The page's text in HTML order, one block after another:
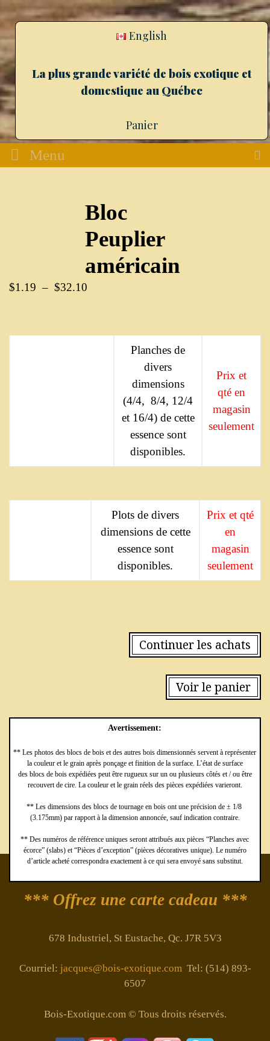
English
La plus grande variété de bois exotique et
domestique au Québec
Panier
Menu
Bloc
Peuplier
américain
$1.19 – $32.10
Planches de
divers
dimensions
(4/4, 8/4, 12/4
et 16/4) de cette
essence sont
disponibles.
Prix et
qté en
magasin
seulement
Plots de divers
dimensions de cette
essence sont
disponibles.
Prix et qté
en
magasin
seulement
Continuer les achats
Voir le panier
Avertissement:
** Les photos des blocs de bois et des autres bois dimensionnés servent à représenter
la couleur et le grain après ponçage et finition de la surface. L’état de surface
des blocs de bois expédiées peut être rugueux sur un ou plusieurs côtés et / ou être
recouvert de cire. La couleur et le grain réels des pièces expédiées varieront.
** Les dimensions des blocs de tournage en bois ont une précision de ± 1/8
(3.175mm) par rapport à la dimension annoncée, sauf indication contraire.
** Des numéros de référence uniques seront attribués aux pièces “Planches avec
écorce” (slabs) et “Pièces d’exception” (pièces décoratives unique). Le numéro
d’article acheté correspondra exactement à ce qui sera envoyé sans substitut.
*** Offrez une carte cadeau ***
678 Industriel, St Eustache, Qc. J7R 5V3
Courriel: jacques@bois-exotique.comTel: (514) 893-
6507
Bois-Exotique.com © Tous droits réservés.